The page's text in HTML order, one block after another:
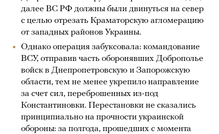
далее ВС РФ должны были двинуться на север
с целью отрезать Краматорскую агломерацию
от западных районов Украины.
Однако операция забуксовала: командование
ВСУ, отправив часть оборонявших Доброполье
войск в Днепропетровскую и Запорожскую
области, тем не менее укрепило направление
за счет сил, переброшенных из-под
Константиновки. Перестановки не сказались
принципиально на прочности украинской
обороны: за полгода, прошедших с момента